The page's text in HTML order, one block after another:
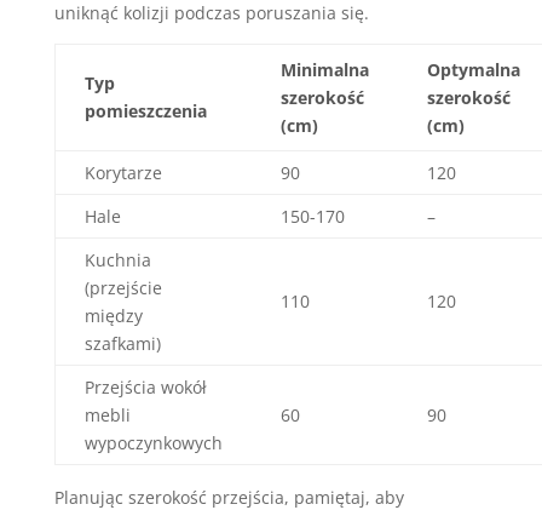
uniknąć kolizji podczas poruszania się.
Typ
pomieszczenia
Minimalna
szerokość
(cm)
Optymalna
szerokość
(cm)
Korytarze 90
120
Hale
150-170
–
Kuchnia
(przejście
między
szafkami)
110 120
Przejścia wokół
mebli
wypoczynkowych
60 90
Planując szerokość przejścia, pamiętaj, aby